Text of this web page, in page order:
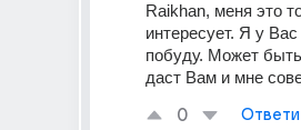
Raikhan, меня это
интересует. Я у Вас
побуду. Может
даст Вам и мне
0